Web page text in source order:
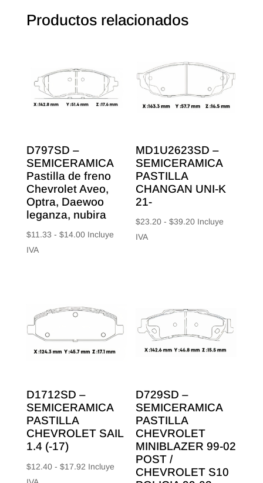
Productos relacionados
D797SD –
SEMICERAMICA
Pastilla de freno
Chevrolet Aveo,
Optra, Daewoo
leganza, nubira
$11.33 - $14.00Rango
hasta
Incluye
IVA
MD1U2623SD –
SEMICERAMICA
PASTILLA
CHANGAN UNI-K
21-
$23.20 - $39.20Rango
$39.20
Incluye
IVA
D1712SD –
SEMICERAMICA
PASTILLA
CHEVROLET SAIL
1.4 (-17)
$12.40 - $17.92Rango
Incluye
D729SD –
SEMICERAMICA
PASTILLA
CHEVROLET
MINIBLAZER 99-02
POST /
CHEVROLET S10